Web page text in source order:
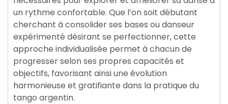
un rythme confortable. Que l’on soit débutant
cherchant à consolider ses bases ou danseur
expérimenté désirant se perfectionner, cette
approche individualisée permet à chacun de
progresser selon ses propres capacités et
objectifs, favorisant ainsi une évolution
harmonieuse et gratifiante dans la pratique du
tango argentin.